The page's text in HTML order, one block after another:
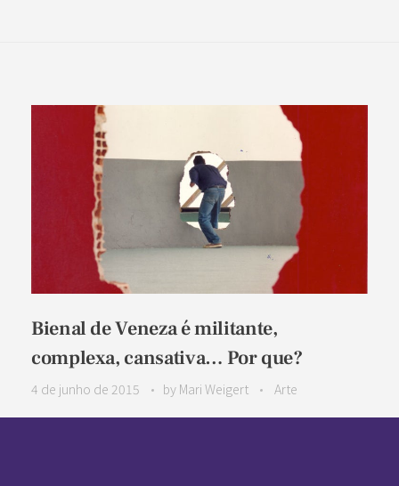
Bienal de Veneza é militante,
complexa, cansativa… Por que?
4 de junho de 2015 by Mari Weigert Arte